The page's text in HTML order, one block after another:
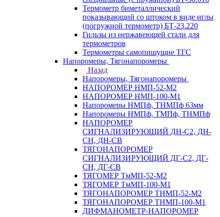
Термометр биметаллический
показывающий со штоком в виде иглы
(погружной термометр) БТ-23.220
Гильзы из нержавеющей стали для
термометров
Термометры самопишущие ТГС
Напоромеры, Тягонапоромеры
Назад
Напоромеры, Тягонапоромеры
НАПОРОМЕР НМП-52-М2
НАПОРОМЕР НМП-100-М1
Напоромеры НМПф, ТНМПф 63мм
Напоромеры НМПф, ТМПф, ТНМПф
НАПОРОМЕР
СИГНАЛИЗИРУЮЩИЙ ДН-С2, ДН-
СН, ДН-СВ
ТЯГОНАПОРОМЕР
СИГНАЛИЗИРУЮЩИЙ ДГ-С2, ДГ-
СН, ДГ-СВ
ТЯГОМЕР ТмМП-52-М2
ТЯГОМЕР ТмМП-100-М1
ТЯГОНАПОРОМЕР ТНМП-52-М2
ТЯГОНАПОРОМЕР ТНМП-100-М1
ДИФМАНОМЕТР-НАПОРОМЕР